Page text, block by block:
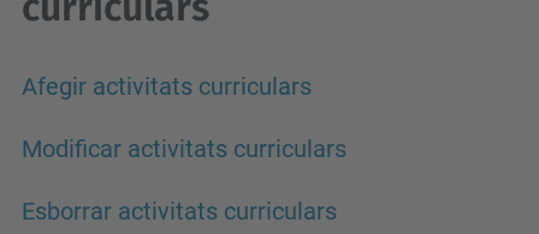
Afegir activitats curriculars
Modificar activitats curriculars
Esborrar activitats curriculars